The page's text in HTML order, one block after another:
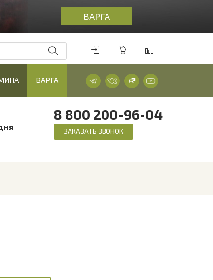
ВАРГА
ВАРГА
8 800 200-96-04
ЗАКАЗАТЬ ЗВОНОК